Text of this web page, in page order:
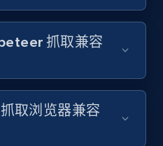
抓取兼容
取浏览器兼容